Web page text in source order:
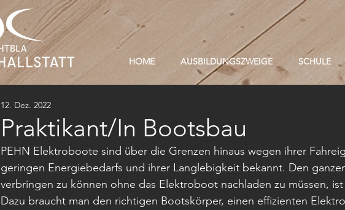
HOME AUSBILDUNGSZWEIGE SCHULE
Praktikant/In Bootsbau
12. Dez. 2022
PEHN Elektroboote sind über die Grenzen hinaus wegen ihrer
geringen Energiebedarfs und ihrer Langlebigkeit bekannt. Den
verbringen zu können ohne das Elektroboot nachladen zu müssen,
Dazu braucht man den richtigen Bootskörper, einen effizienten